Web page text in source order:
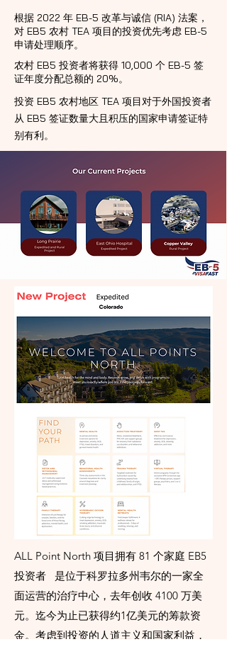
根据 2022 年 EB-5 改革与诚信 (RIA) 法案，
对 EB5 农村 TEA 项目的投资优先考虑 EB-5
申请处理顺序。
农村 EB5 投资者将获得 10,000 个 EB-5 签
证年度分配总额的 20%。
投资 EB5 农村地区 TEA 项目对于外国投资者
从 EB5 签证数量大且积压的国家申请签证特
别有利。
ALL Point North 项目拥有 81 个家庭 EB5
投资者 是位于科罗拉多州韦尔的一家全
面运营的治疗中心，去年创收 4100 万美
元。迄今为止已获得约1亿美元的筹款资
金。考虑到投资的人道主义和国家利益，